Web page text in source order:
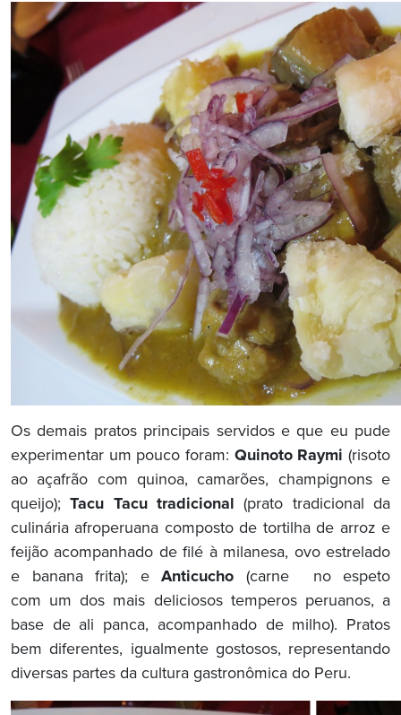
Os demais pratos principais servidos e que eu pude
experimentar um pouco foram: Quinoto Raymi (risoto
ao açafrão com quinoa, camarões, champignons e
queijo);Tacu Tacu tradicional (prato tradicional da
culinária afroperuana composto de tortilha de arroz e
feijão acompanhado de filé à milanesa, ovo estrelado
e banana frita); e Anticucho (carne no espeto
com um dos mais deliciosos temperos peruanos, a
base de ali panca, acompanhado de milho). Pratos
bem diferentes, igualmente gostosos, representando
diversas partes da cultura gastronômica do Peru.